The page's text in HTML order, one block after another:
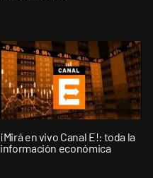
¡Mirá en vivo Canal E!: toda la
información económica